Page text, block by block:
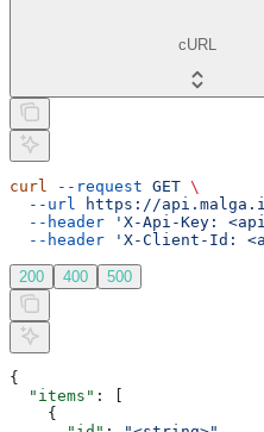
cURL
curl --request GET \
  --url
https://
  --header
'X-Api-Key:
  --header
'X-Client-Id:
200 400 500
{
  "items"
: [
    {